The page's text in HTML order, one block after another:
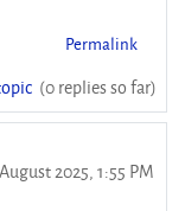
Permalink
(0 replies so far)
2025, 1:55 PM